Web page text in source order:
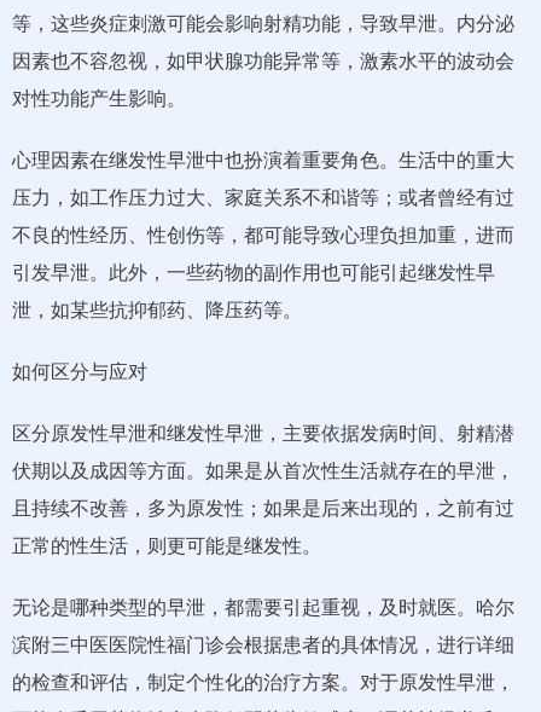
等，这些炎症刺激可能会影响射精功能，导致早泄。内分泌
因素也不容忽视，如甲状腺功能异常等，激素水平的波动会
对性功能产生影响。
心理因素在继发性早泄中也扮演着重要角色。生活中的重大
压力，如工作压力过大、家庭关系不和谐等；或者曾经有过
不良的性经历、性创伤等，都可能导致心理负担加重，进而
引发早泄。此外，一些药物的副作用也可能引起继发性早
泄，如某些抗抑郁药、降压药等。
如何区分与应对
区分原发性早泄和继发性早泄，主要依据发病时间、射精潜
伏期以及成因等方面。如果是从首次性生活就存在的早泄，
且持续不改善，多为原发性；如果是后来出现的，之前有过
正常的性生活，则更可能是继发性。
无论是哪种类型的早泄，都需要引起重视，及时就医。哈尔
滨附三中医医院性福门诊会根据患者的具体情况，进行详细
的检查和评估，制定个性化的治疗方案。对于原发性早泄，